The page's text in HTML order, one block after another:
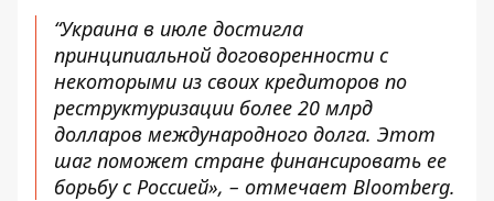
“Украина в июле достигла
принципиальной договоренности с
некоторыми из своих кредиторов по
реструктуризации более 20 млрд
долларов международного долга. Этот
шаг поможет стране финансировать ее
борьбу с Россией», – отмечает Bloomberg.